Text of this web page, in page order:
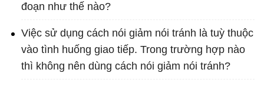
đoạn như thế nào?
Việc sử dụng cách nói giảm nói tránh là tuỳ thuộc
vào tình huống giao tiếp. Trong trường hợp nào
thì không nên dùng cách nói giảm nói tránh?